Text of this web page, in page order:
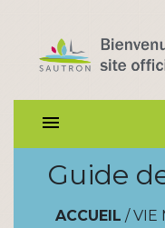
menu
Guide
ACCUEIL / VIE